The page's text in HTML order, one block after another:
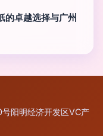
卓越选择与广州
阳明经济开发区VC产